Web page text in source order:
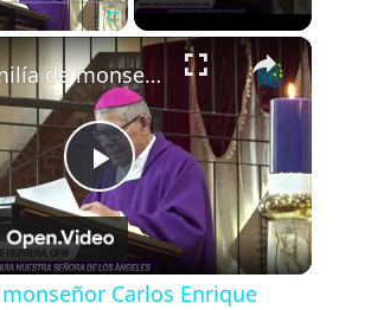
Fullscreen ×
P
l
Homilía de monseñor Carlos Enrique Herrera el Miércoles de Ceniza 18 de febrero de 2026 en Guatemala
Carlos Enrique